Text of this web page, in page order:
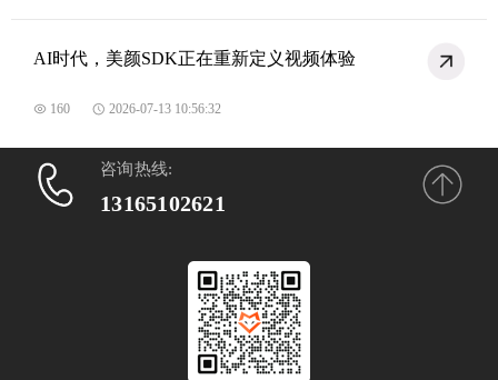
AI时代，美颜SDK正在重新定义视频体验
160 2026-07-13 10:56:32
咨询热线:
13165102621